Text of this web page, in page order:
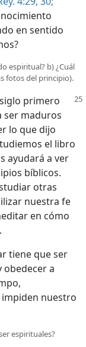
en sentido
espiritual? b) ¿Cuál
fotos del principio).
primero
ser maduros
lo que dijo
el libro
ayudará a ver
bíblicos.
otras
nuestra fe
en cómo
tiene que ser
obedecer a
impiden nuestro
espirituales?